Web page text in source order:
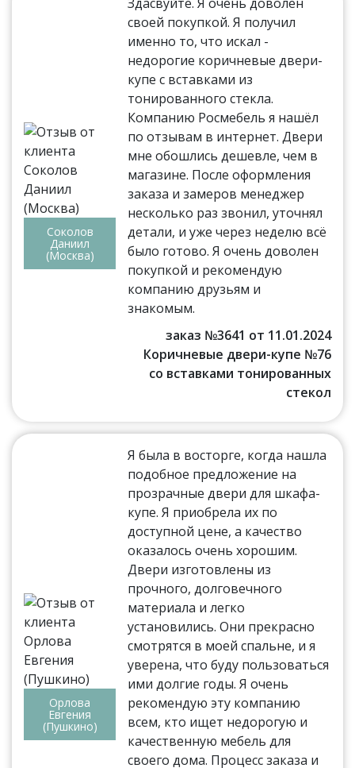
Соколов
Даниил
(Москва)
Здасвуйте. Я очень доволен
своей покупкой. Я получил
именно то, что искал -
недорогие коричневые двери-
купе с вставками из
тонированного стекла.
Компанию Росмебель я нашёл
по отзывам в интернет. Двери
мне обошлись дешевле, чем в
магазине. После оформления
заказа и замеров менеджер
несколько раз звонил, уточнял
детали, и уже через неделю всё
было готово. Я очень доволен
покупкой и рекомендую
компанию друзьям и
знакомым.
заказ №3641 от 11.01.2024
Коричневые двери-купе №76
со вставками тонированных
стекол
Орлова
Евгения
(Пушкино)
Я была в восторге, когда нашла
подобное предложение на
прозрачные двери для шкафа-
купе. Я приобрела их по
доступной цене, а качество
оказалось очень хорошим.
Двери изготовлены из
прочного, долговечного
материала и легко
установились. Они прекрасно
смотрятся в моей спальне, и я
уверена, что буду пользоваться
ими долгие годы. Я очень
рекомендую эту компанию
всем, кто ищет недорогую и
качественную мебель для
своего дома. Процесс заказа и